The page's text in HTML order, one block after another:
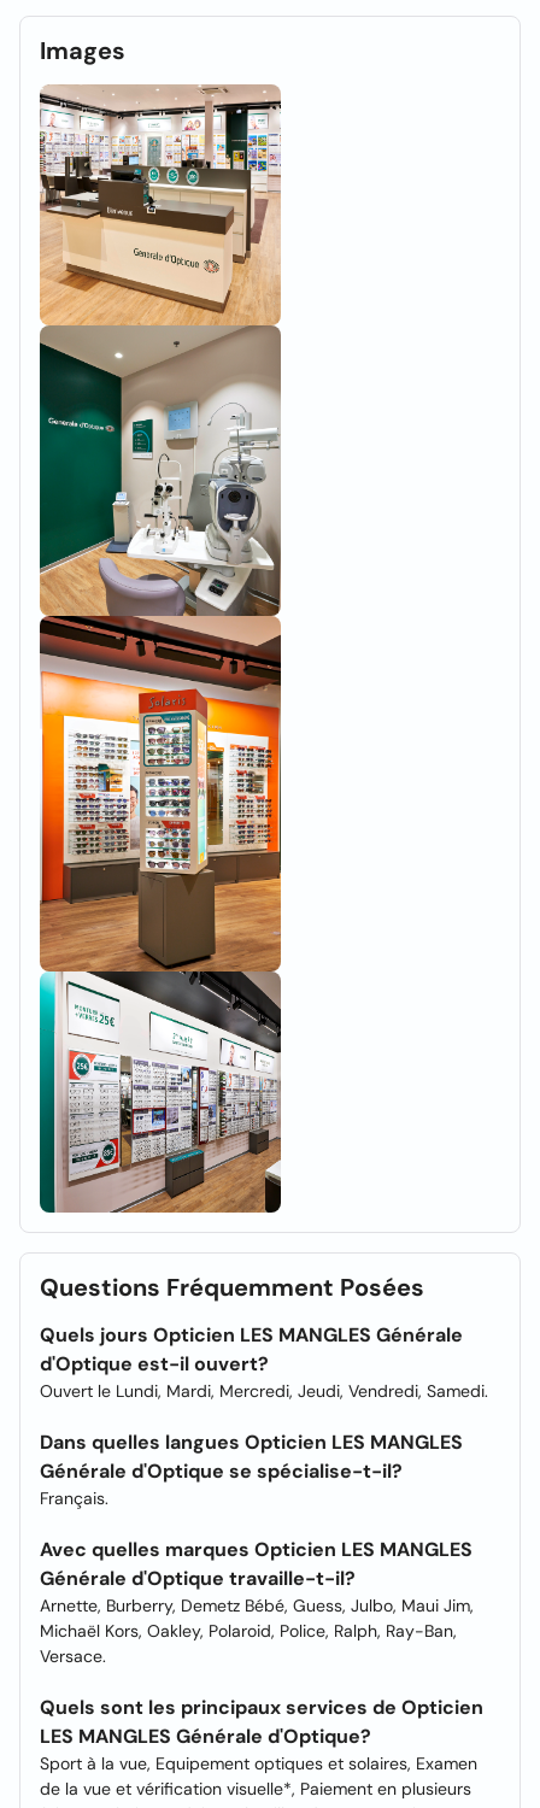
Images
Questions Fréquemment Posées
Quels jours Opticien LES MANGLES Générale
d'Optique est-il ouvert?
Ouvert le Lundi, Mardi, Mercredi, Jeudi, Vendredi, Samedi.
Dans quelles langues Opticien LES MANGLES
Générale d'Optique se spécialise-t-il?
Français.
Avec quelles marques Opticien LES MANGLES
Générale d'Optique travaille-t-il?
Arnette, Burberry, Demetz Bébé, Guess, Julbo, Maui Jim,
Michaël Kors, Oakley, Polaroid, Police, Ralph, Ray-Ban,
Versace.
Quels sont les principaux services de Opticien
LES MANGLES Générale d'Optique?
Sport à la vue, Equipement optiques et solaires, Examen
de la vue et vérification visuelle*, Paiement en plusieurs